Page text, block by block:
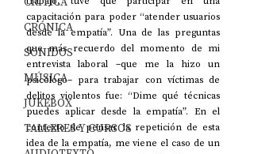
CRÓNICA
SONIDOS
MÚSICA
JUKEBOX
TALLERES Y CURSOS
capacitación para poder “atender usuarios
desde la empatía”. Una de las preguntas
que más recuerdo del momento de mi
entrevista laboral –que me la hizo un
psicólogo– para trabajar con víctimas de
delitos violentos fue: “Dime qué técnicas
puedes aplicar desde la empatía”. En el
contexto de pensar la repetición de esta
idea de la empatía, me viene el caso de un